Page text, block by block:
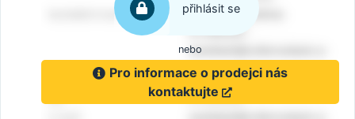
přihlásit se
nebo
Pro informace o prodejci nás
kontaktujte